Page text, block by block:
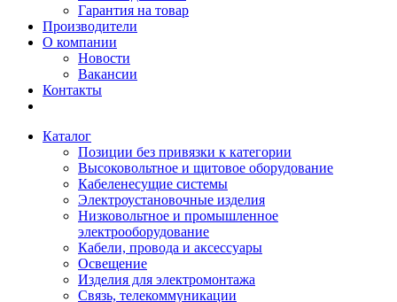
Гарантия на товар
Производители
О компании
Новости
Вакансии
Контакты
Каталог
Позиции без привязки к категории
Высоковольтное и щитовое оборудование
Кабеленесущие системы
Электроустановочные изделия
Низковольтное и промышленное
электрооборудование
Кабели, провода и аксессуары
Освещение
Изделия для электромонтажа
Связь, телекоммуникации